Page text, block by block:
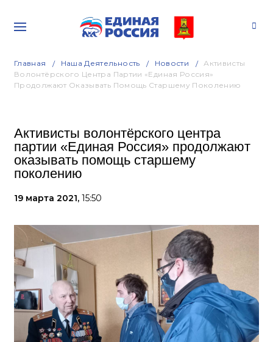
Главная Наша Деятельность Новости
Активисты
Волонтёрского Центра Партии «Единая Россия»
Продолжают Оказывать Помощь Старшему Поколению
Активисты волонтёрского центра
партии «Единая Россия» продолжают
оказывать помощь старшему
поколению
19 марта 2021, 15:50